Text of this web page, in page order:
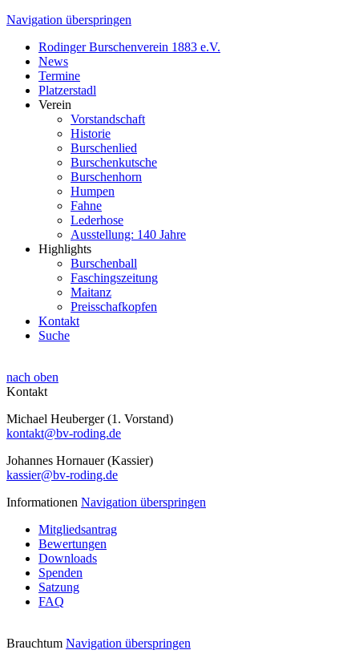
Navigation überspringen
Rodinger Burschenverein 1883 e.V.
News
Termine
Platzerstadl
Verein
Vorstandschaft
Historie
Burschenlied
Burschenkutsche
Burschenhorn
Humpen
Fahne
Lederhose
Ausstellung: 140 Jahre
Highlights
Burschenball
Faschingszeitung
Maitanz
Preisschafkopfen
Kontakt
Suche
nach oben
Kontakt
Michael Heuberger (1. Vorstand)
kontakt@bv-roding.de
Johannes Hornauer (Kassier)
kassier@bv-roding.de
Informationen Navigation überspringen
Mitgliedsantrag
Bewertungen
Downloads
Spenden
Satzung
FAQ
Brauchtum Navigation überspringen